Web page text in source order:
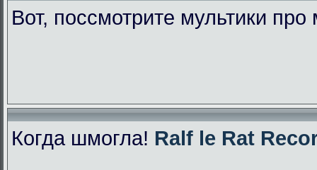
Вот, поссмотрите мультики
Когда шмогла! Ralf le Rat